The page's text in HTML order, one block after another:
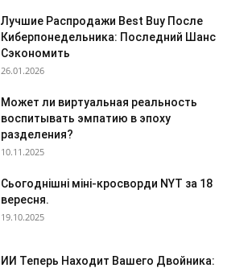
Лучшие Распродажи Best Buy После
Киберпонедельника: Последний Шанс
Сэкономить
26.01.2026
Может ли виртуальная реальность
воспитывать эмпатию в эпоху
разделения?
10.11.2025
Сьогоднішні міні-кросворди NYT за 18
вересня.
19.10.2025
ИИ Теперь Находит Вашего Двойника: